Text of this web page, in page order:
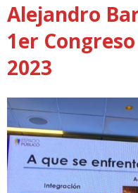
Alejandro
1er
2023